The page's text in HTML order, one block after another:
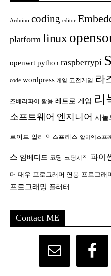
Arduino coding editor
platform linux
openwrt python raspberrypi
code wordpress 게임 고전게임 라
즈베리파이 활용 레트로 게임 리
소프트웨어 엔지니어 시놀
로이드 알리 익스프레스 알리익스프
스 임베디드 코딩 코딩시작 파이
머 대우 프로그래머 연봉 프로그래
프로그래밍 플러터
Contact ME